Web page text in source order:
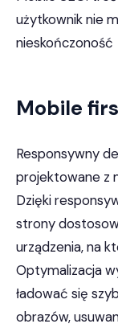
użytkownik nie
nieskończoność
Mobile
Responsywny
projektowane z
Dzięki
strony
urządzenia, na
Optymalizacja
ładować się
obrazów,